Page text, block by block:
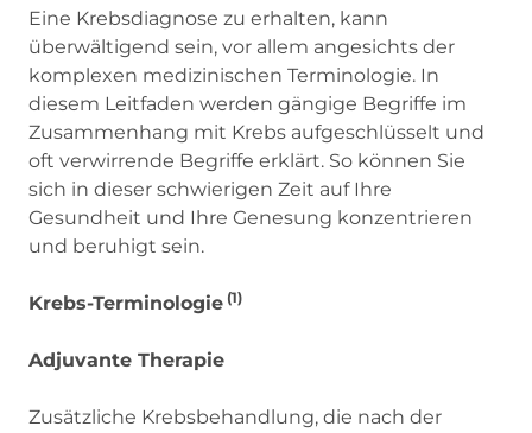
Eine Krebsdiagnose zu erhalten, kann
überwältigend sein, vor allem angesichts der
komplexen medizinischen Terminologie. In
diesem Leitfaden werden gängige Begriffe im
Zusammenhang mit Krebs aufgeschlüsselt und
oft verwirrende Begriffe erklärt. So können Sie
sich in dieser schwierigen Zeit auf Ihre
Gesundheit und Ihre Genesung konzentrieren
und beruhigt sein.
Krebs-Terminologie (1)
Adjuvante Therapie
Zusätzliche Krebsbehandlung, die nach der